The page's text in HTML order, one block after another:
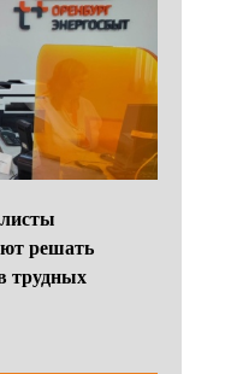
решать
трудных